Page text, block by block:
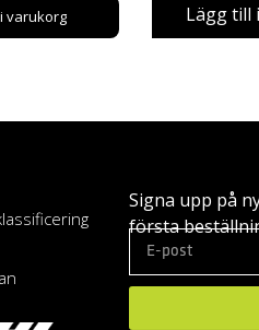
varukorg Lägg till
Signa upp på
första